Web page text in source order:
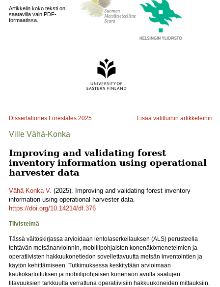
Artikkelin koko teksti on
saatavilla vain PDF-
formaatissa.
Dissertationes Forestales 2025 Lisää valittuihin artikkeleihin
Ville Vähä-Konka
Improving and validating forest
inventory information using operational
harvester data
Vähä-Konka V. (2025). Improving and validating forest inventory
information using operational harvester data.
https://doi.org/10.14214/df.376
Tiivistelmä
Tässä väitöskirjassa arvioidaan lentolaserkeilauksen (ALS) perusteella
tehtävän metsänarvioinnin, mobiilipohjaisten konenäkömenetelmien ja
operatiivisten hakkuukonetiedon sovellettavuutta metsän inventointien ja
käytön kehittämiseen. Tutkimuksessa keskitytään arvioimaan
kaukokartoituksen ja mobiilipohjaisen konenäön avulla saatujen
tilavuuksien tarkkuutta verrattuna operatiivisiin hakkuukoneiden mittauksiin,